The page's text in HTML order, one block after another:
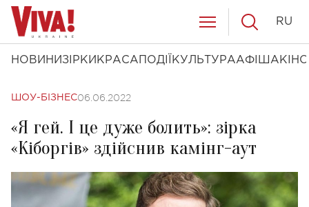
НОВИНИ ЗІРКИ КРАСА ПОДІЇ КУЛЬТУРААФІША КІНО
RU
ШОУ-БІЗНЕС06.06.2022
«Я гей. І це дуже болить»: зірка
«Кіборгів» здійснив камінг-аут